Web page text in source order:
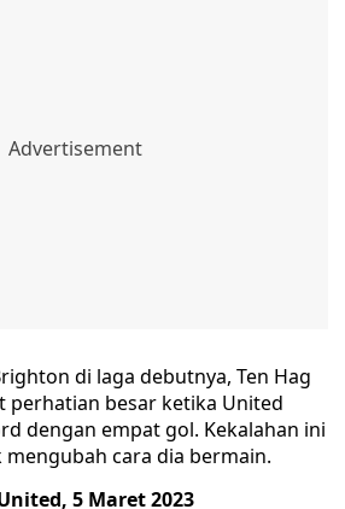
di laga debutnya, Ten Hag
perhatian besar ketika United
dengan empat gol. Kekalahan ini
cara dia bermain.
5 Maret 2023